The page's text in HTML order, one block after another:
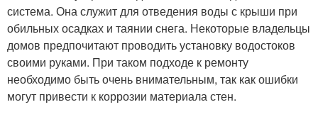
система. Она служит для отведения воды с крыши при
обильных осадках и таянии снега. Некоторые владельцы
домов предпочитают проводить установку водостоков
своими руками. При таком подходе к ремонту
необходимо быть очень внимательным, так как ошибки
могут привести к коррозии материала стен.